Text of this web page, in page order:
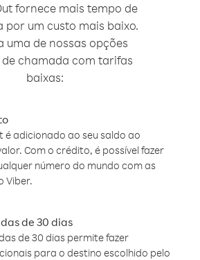
fornece mais tempo de
por um custo mais baixo.
uma de nossas opções
de chamada com tarifas
baixas:
é adicionado ao seu saldo ao
Com o crédito, é possível fazer
número do mundo com as
Viber.
de 30 dias
de 30 dias permite fazer
para o destino escolhido pelo